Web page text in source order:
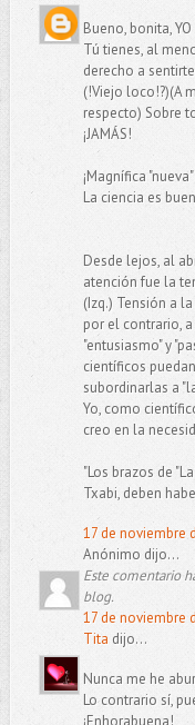
Bueno, bonita,
Tú tienes, al
derecho a
(!Viejo loco!?)(A
respecto) Sobre
¡JAMÁS!
¡Magnífica
La ciencia es
Desde lejos, al
atención fue la
(Izq.) Tensión a
por el contrario,
"entusiasmo" y
científicos
subordinarlas a
Yo, como
creo en la
"Los brazos de
Txabi, deben
17 de noviembre
Anónimo dijo...
Este comentario
blog.
17 de noviembre
Tita dijo...
Nunca me he
Lo contrario sí,
¡Enhorabuena!